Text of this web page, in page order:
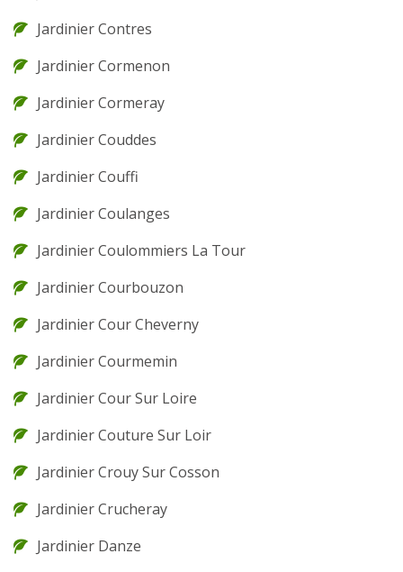
Jardinier Contres
Jardinier Cormenon
Jardinier Cormeray
Jardinier Couddes
Jardinier Couffi
Jardinier Coulanges
Jardinier Coulommiers La Tour
Jardinier Courbouzon
Jardinier Cour Cheverny
Jardinier Courmemin
Jardinier Cour Sur Loire
Jardinier Couture Sur Loir
Jardinier Crouy Sur Cosson
Jardinier Crucheray
Jardinier Danze